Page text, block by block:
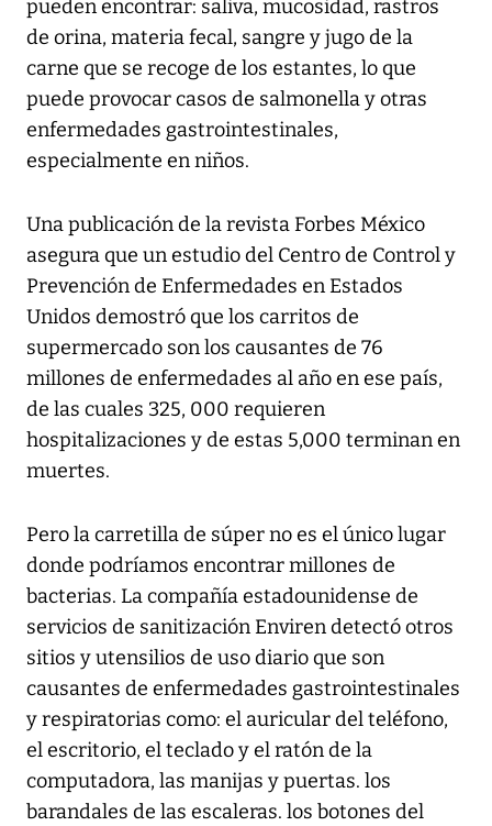
pueden encontrar: saliva, mucosidad, rastros
de orina, materia fecal, sangre y jugo de la
carne que se recoge de los estantes, lo que
puede provocar casos de salmonella y otras
enfermedades gastrointestinales,
especialmente en niños.
Una publicación de la revista Forbes México
asegura que un estudio del Centro de Control y
Prevención de Enfermedades en Estados
Unidos demostró que los carritos de
supermercado son los causantes de 76
millones de enfermedades al año en ese país,
de las cuales 325, 000 requieren
hospitalizaciones y de estas 5,000 terminan en
muertes.
Pero la carretilla de súper no es el único lugar
donde podríamos encontrar millones de
bacterias. La compañía estadounidense de
servicios de sanitización Enviren detectó otros
sitios y utensilios de uso diario que son
causantes de enfermedades gastrointestinales
y respiratorias como: el auricular del teléfono,
el escritorio, el teclado y el ratón de la
computadora, las manijas y puertas. los
barandales de las escaleras. los botones del